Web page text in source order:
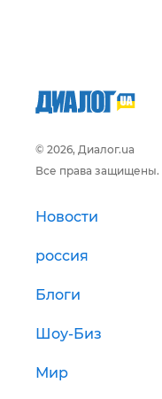
© 2026, Диалог.ua
Все права защищены.
Новости
россия
Блоги
Шоу-Биз
Мир